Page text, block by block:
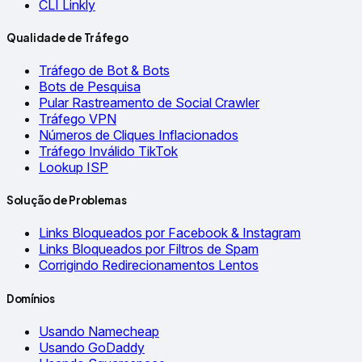
CLI Linkly
Qualidade de Tráfego
Tráfego de Bot & Bots
Bots de Pesquisa
Pular Rastreamento de Social Crawler
Tráfego VPN
Números de Cliques Inflacionados
Tráfego Inválido TikTok
Lookup ISP
Solução de Problemas
Links Bloqueados por Facebook & Instagram
Links Bloqueados por Filtros de Spam
Corrigindo Redirecionamentos Lentos
Domínios
Usando Namecheap
Usando GoDaddy